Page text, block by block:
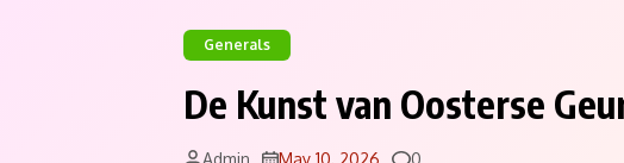
Generals
De Kunst van Oosterse
Admin May 10, 2026 Comments
0